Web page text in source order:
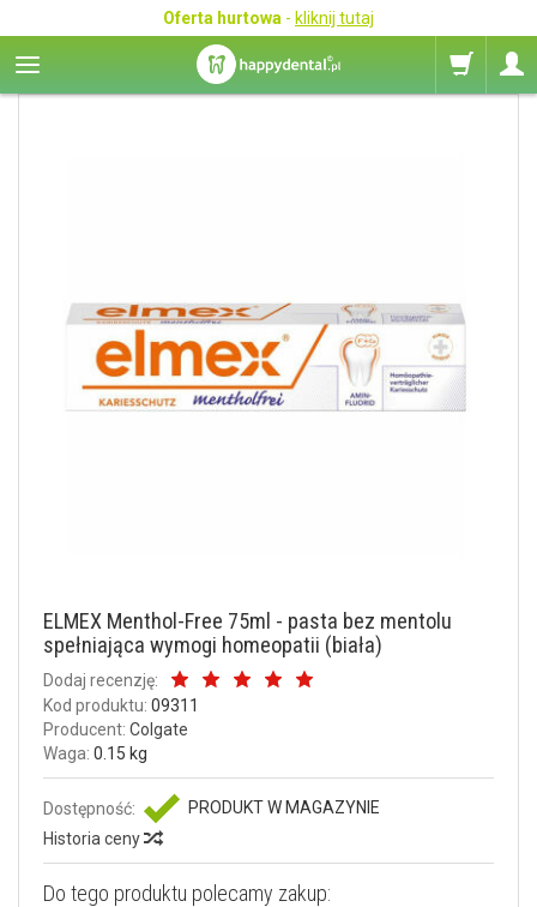
Oferta hurtowa - kliknij tutaj
ELMEX Menthol-Free 75ml - pasta bez mentolu
spełniająca wymogi homeopatii (biała)
Dodaj recenzję:
Kod produktu: 09311
Producent: Colgate
Waga: 0.15 kg
Dostępność:
PRODUKT W MAGAZYNIE
Historia ceny
Do tego produktu polecamy zakup: